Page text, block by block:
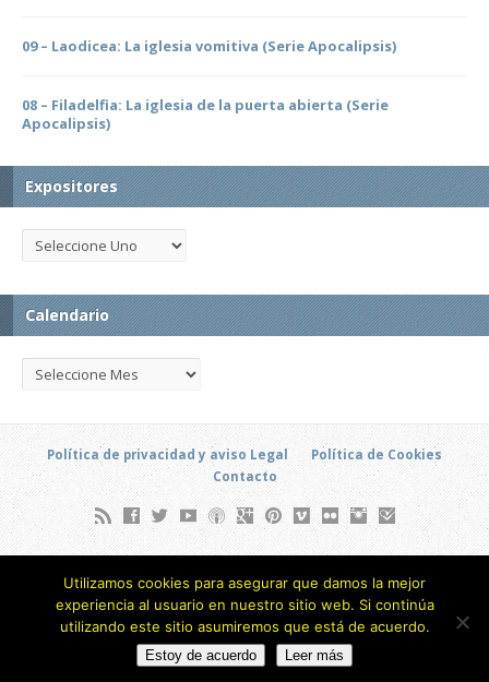
09 – Laodicea: La iglesia vomitiva (Serie Apocalipsis)
08 – Filadelfia: La iglesia de la puerta abierta (Serie
Apocalipsis)
Expositores
Calendario
Política de privacidad y aviso Legal
Política de Cookies
Contacto
(ESPAÑA)
693 805 873
Copyright © 2026
Utilizamos cookies para asegurar que damos la mejor
experiencia al usuario en nuestro sitio web. Si continúa
utilizando este sitio asumiremos que está de acuerdo.
Estoy de acuerdo Leer más